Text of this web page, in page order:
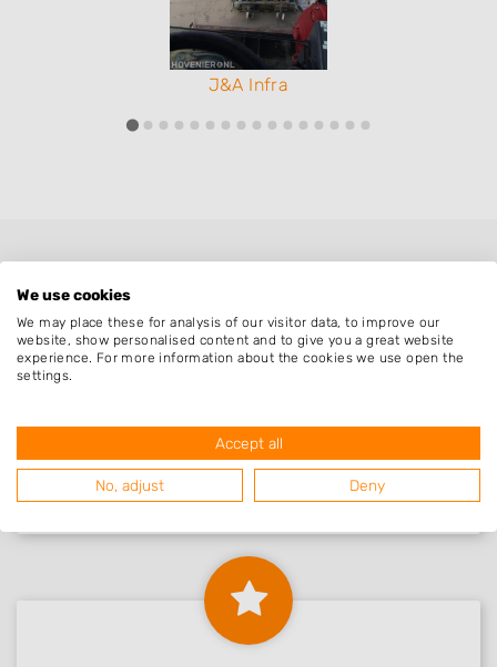
J&A Infra
Nog geen statistieken beschikbaar.
We use cookies
We may place these for analysis of our visitor data, to improve our
website, show personalised content and to give you a great website
experience. For more information about the cookies we use open the
settings.
Accept all
No, adjust Deny